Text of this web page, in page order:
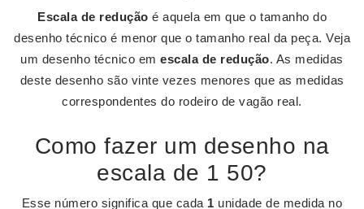
Escala de redução é aquela em que o tamanho do
desenho técnico é menor que o tamanho real da peça. Veja
um desenho técnico emescala de redução. As medidas
deste desenho são vinte vezes menores que as medidas
correspondentes do rodeiro de vagão real.
Como fazer um desenho na
escala de 1 50?
Esse número significa que cada 1 unidade de medida no